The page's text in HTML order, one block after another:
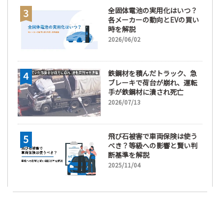
全固体電池の実用化はいつ？
各メーカーの動向とEVの買い
時を解説
2026/06/02
鉄鋼材を積んだトラック、急
ブレーキで荷台が崩れ、運転
手が鉄鋼材に潰され死亡
2026/07/13
飛び石被害で車両保険は使う
べき？等級への影響と賢い判
断基準を解説
2025/11/04